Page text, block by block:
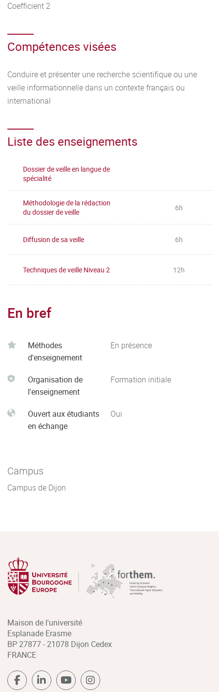
Coefficient 2
Compétences visées
Conduire et présenter une recherche scientifique ou une
veille informationnelle dans un contexte français ou
international
Liste des enseignements
Dossier de veille en langue de
spécialité
Méthodologie de la rédaction
du dossier de veille
6h
Diffusion de sa veille 6h
Techniques de veille Niveau 2 12h
En bref
Méthodes
d'enseignement
En présence
Organisation de
l'enseignement
Formation initiale
Ouvert aux étudiants
en échange
Oui
Campus
Campus de Dijon
Maison de l'université
Esplanade Erasme
BP 27877 - 21078 Dijon Cedex
FRANCE